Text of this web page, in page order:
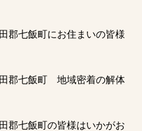
郡七飯町にお住まいの皆様
郡七飯町 地域密着の解体
郡七飯町の皆様はいかがお